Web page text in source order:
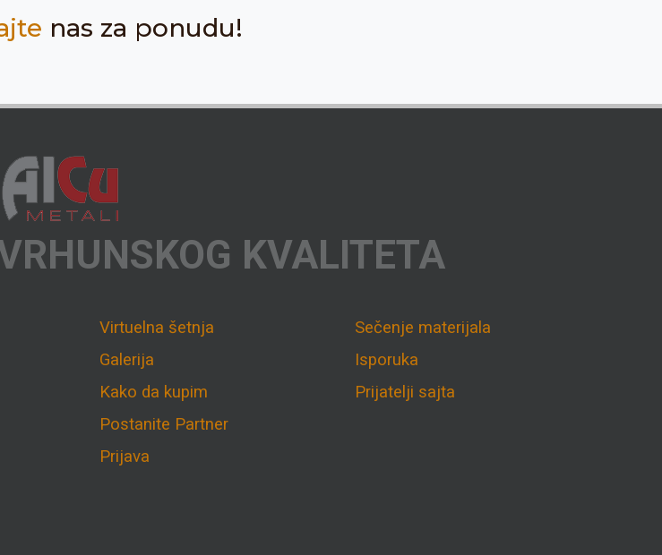
nas za ponudu!
KVALITETA
Virtuelna šetnja
Galerija
Kako da kupim
Postanite Partner
Prijava
Sečenje materijala
Isporuka
Prijatelji sajta